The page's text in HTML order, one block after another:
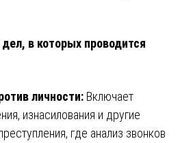
в которых проводится
личности: Включает
изнасилования и другие
где анализ звонков